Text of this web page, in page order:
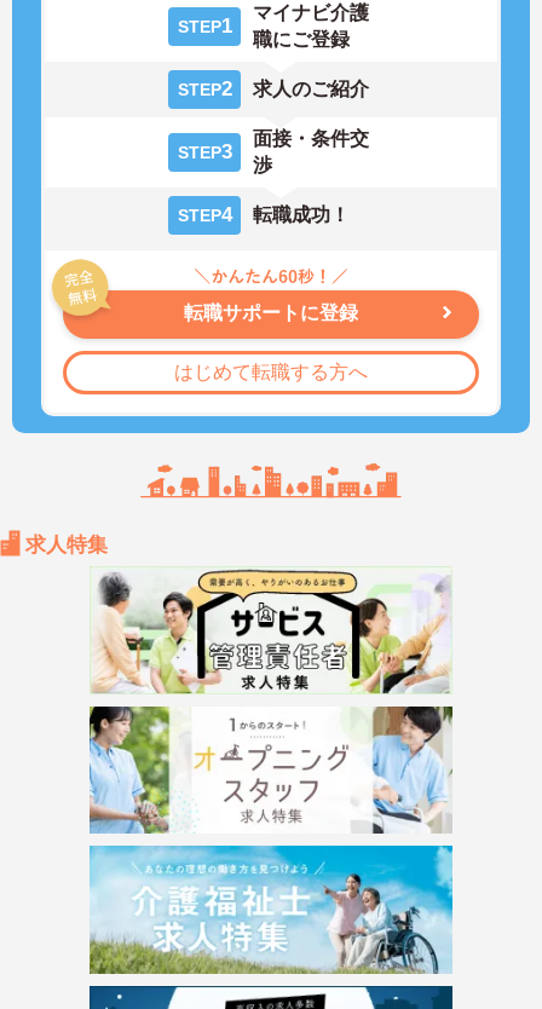
STEP1
マイナビ介護
職にご登録
STEP2 求人のご紹介
STEP3
面接・条件交
渉
STEP4 転職成功！
転職サポートに登録
はじめて転職する方へ
求人特集